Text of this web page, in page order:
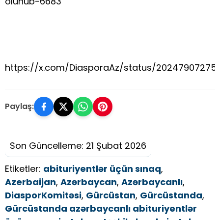
https://x.com/DiasporaAz/status/
Paylaş:
Son Güncelleme: 21 Şubat 2026
Etiketler: abituriyentlər üçün sınaq,
Azerbaijan, Azərbaycan, Azərbaycanlı,
DiasporKomitəsi, Gürcüstan, Gürcüstanda,
Gürcüstanda azərbaycanlı abituriyentlər